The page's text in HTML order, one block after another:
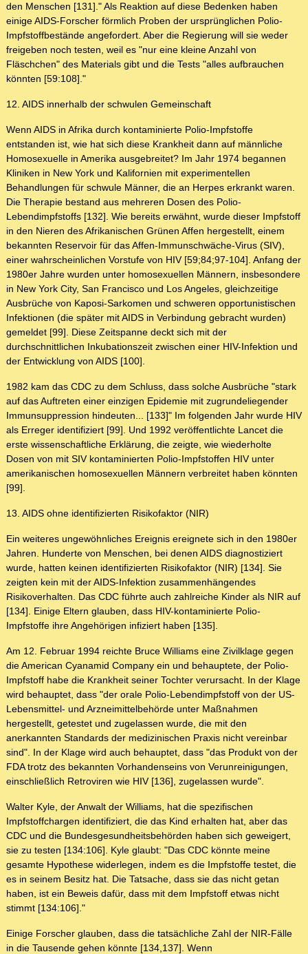
den Menschen [131]." Als Reaktion auf diese Bedenken haben
einige AIDS-Forscher förmlich Proben der ursprünglichen Polio-
Impfstoffbestände angefordert. Aber die Regierung will sie weder
freigeben noch testen, weil es "nur eine kleine Anzahl von
Fläschchen" des Materials gibt und die Tests "alles aufbrauchen
könnten [59:108]."
12. AIDS innerhalb der schwulen Gemeinschaft
Wenn AIDS in Afrika durch kontaminierte Polio-Impfstoffe
entstanden ist, wie hat sich diese Krankheit dann auf männliche
Homosexuelle in Amerika ausgebreitet? Im Jahr 1974 begannen
Kliniken in New York und Kalifornien mit experimentellen
Behandlungen für schwule Männer, die an Herpes erkrankt waren.
Die Therapie bestand aus mehreren Dosen des Polio-
Lebendimpfstoffs [132]. Wie bereits erwähnt, wurde dieser Impfstoff
in den Nieren des Afrikanischen Grünen Affen hergestellt, einem
bekannten Reservoir für das Affen-Immunschwäche-Virus (SIV),
einer wahrscheinlichen Vorstufe von HIV [59;84;97-104]. Anfang der
1980er Jahre wurden unter homosexuellen Männern, insbesondere
in New York City, San Francisco und Los Angeles, gleichzeitige
Ausbrüche von Kaposi-Sarkomen und schweren opportunistischen
Infektionen (die später mit AIDS in Verbindung gebracht wurden)
gemeldet [99]. Diese Zeitspanne deckt sich mit der
durchschnittlichen Inkubationszeit zwischen einer HIV-Infektion und
der Entwicklung von AIDS [100].
1982 kam das CDC zu dem Schluss, dass solche Ausbrüche "stark
auf das Auftreten einer einzigen Epidemie mit zugrundeliegender
Immunsuppression hindeuten... [133]" Im folgenden Jahr wurde HIV
als Erreger identifiziert [99]. Und 1992 veröffentlichte Lancet die
erste wissenschaftliche Erklärung, die zeigte, wie wiederholte
Dosen von mit SIV kontaminierten Polio-Impfstoffen HIV unter
amerikanischen homosexuellen Männern verbreitet haben könnten
[99].
13. AIDS ohne identifizierten Risikofaktor (NIR)
Ein weiteres ungewöhnliches Ereignis ereignete sich in den 1980er
Jahren. Hunderte von Menschen, bei denen AIDS diagnostiziert
wurde, hatten keinen identifizierten Risikofaktor (NIR) [134]. Sie
zeigten kein mit der AIDS-Infektion zusammenhängendes
Risikoverhalten. Das CDC führte auch zahlreiche Kinder als NIR auf
[134]. Einige Eltern glauben, dass HIV-kontaminierte Polio-
Impfstoffe ihre Angehörigen infiziert haben [135].
Am 12. Februar 1994 reichte Bruce Williams eine Zivilklage gegen
die American Cyanamid Company ein und behauptete, der Polio-
Impfstoff habe die Krankheit seiner Tochter verursacht. In der Klage
wird behauptet, dass "der orale Polio-Lebendimpfstoff von der US-
Lebensmittel- und Arzneimittelbehörde unter Maßnahmen
hergestellt, getestet und zugelassen wurde, die mit den
anerkannten Standards der medizinischen Praxis nicht vereinbar
sind". In der Klage wird auch behauptet, dass "das Produkt von der
FDA trotz des bekannten Vorhandenseins von Verunreinigungen,
einschließlich Retroviren wie HIV [136], zugelassen wurde".
Walter Kyle, der Anwalt der Williams, hat die spezifischen
Impfstoffchargen identifiziert, die das Kind erhalten hat, aber das
CDC und die Bundesgesundheitsbehörden haben sich geweigert,
sie zu testen [134:106]. Kyle glaubt: "Das CDC könnte meine
gesamte Hypothese widerlegen, indem es die Impfstoffe testet, die
es in seinem Besitz hat. Die Tatsache, dass sie das nicht getan
haben, ist ein Beweis dafür, dass mit dem Impfstoff etwas nicht
stimmt [134:106]."
Einige Forscher glauben, dass die tatsächliche Zahl der NIR-Fälle
in die Tausende gehen könnte [134,137]. Wenn